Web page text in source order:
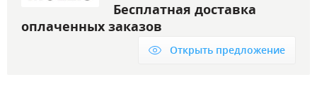
Бесплатная доставка
оплаченных заказов
Открыть предложение